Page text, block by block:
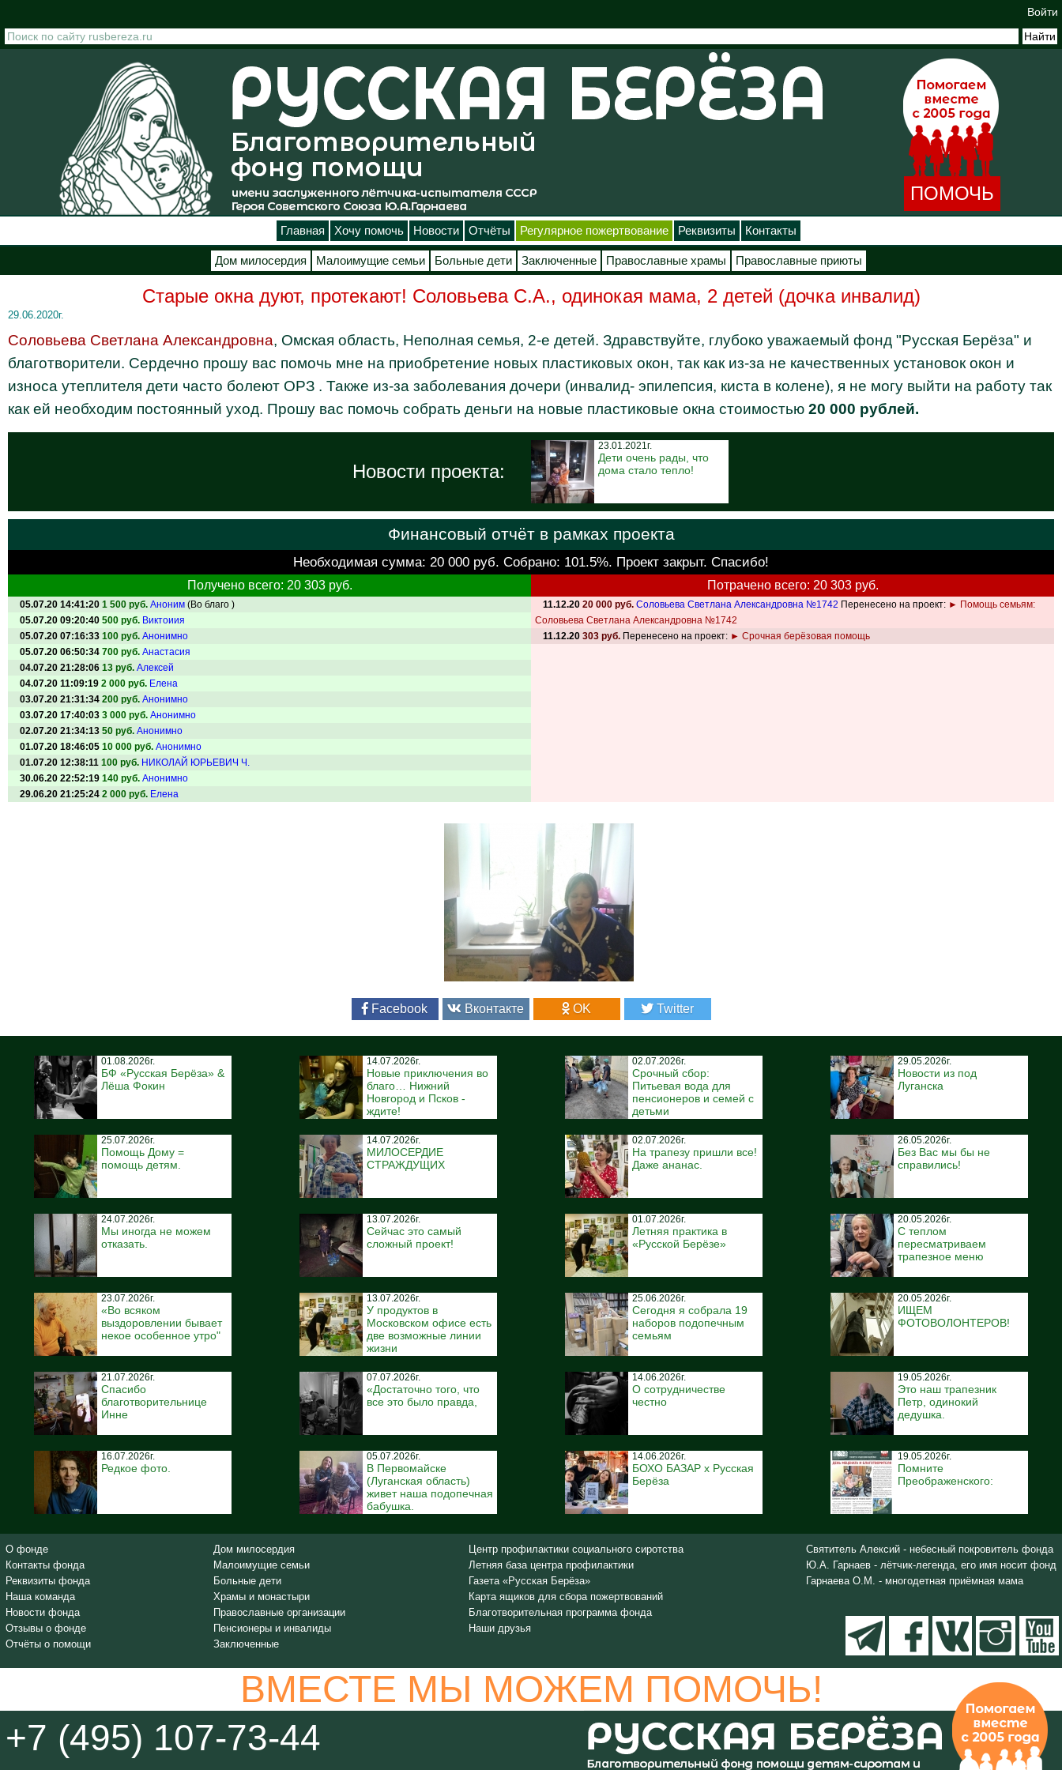
Войти
ПОМОЧЬ
Главная Хочу помочь Новости Отчёты Регулярное пожертвование Реквизиты Контакты
Дом милосердия Малоимущие семьи Больные дети Заключенные Православные храмы Православные приюты
Старые окна дуют, протекают! Соловьева С.А., одинокая мама, 2 детей (дочка инвалид)
29.06.2020г.
Соловьева Светлана Александровна, Омская область, Неполная семья, 2-е детей. Здравствуйте, глубоко уважаемый фонд "Русская Берёза" и
благотворители. Сердечно прошу вас помочь мне на приобретение новых пластиковых окон, так как из-за не качественных установок окон и
износа утеплителя дети часто болеют ОРЗ . Также из-за заболевания дочери (инвалид- эпилепсия, киста в колене), я не могу выйти на работу так
как ей необходим постоянный уход. Прошу вас помочь собрать деньги на новые пластиковые окна стоимостью 20 000 рублей.
Новости проекта:
23.01.2021г.
Дети очень рады, что
дома стало тепло!
Финансовый отчёт в рамках проекта
Необходимая сумма: 20 000 руб. Собрано: 101.5%. Проект закрыт. Спасибо!
Получено всего: 20 303 руб. Потрачено всего: 20 303 руб.
05.07.20 14:41:20 1 500 руб. Аноним (Во благо )
05.07.20 09:20:40 500 руб. Виктоиия
05.07.20 07:16:33 100 руб. Анонимно
05.07.20 06:50:34 700 руб. Анастасия
04.07.20 21:28:06 13 руб. Алексей
04.07.20 11:09:19 2 000 руб. Елена
03.07.20 21:31:34 200 руб. Анонимно
03.07.20 17:40:03 3 000 руб. Анонимно
02.07.20 21:34:13 50 руб. Анонимно
01.07.20 18:46:05 10 000 руб. Анонимно
01.07.20 12:38:11 100 руб. НИКОЛАЙ ЮРЬЕВИЧ Ч.
30.06.20 22:52:19 140 руб. Анонимно
29.06.20 21:25:24 2 000 руб. Елена
11.12.20 20 000 руб. Соловьева Светлана Александровна №1742 Перенесено на проект: ► Помощь семьям:
Соловьева Светлана Александровна №1742
11.12.20 303 руб. Перенесено на проект: ► Срочная берёзовая помощь
Facebook Вконтакте OK Twitter
01.08.2026г.
БФ «Русская Берёза» &
Лёша Фокин
25.07.2026г.
Помощь Дому =
помощь детям.
24.07.2026г.
Мы иногда не можем
отказать.
23.07.2026г.
«Во всяком
выздоровлении бывает
некое особенное утро"
21.07.2026г.
Спасибо
благотворительнице
Инне
16.07.2026г.
Редкое фото.
14.07.2026г.
Новые приключения во
благо… Нижний
Новгород и Псков -
ждите!
14.07.2026г.
МИЛОСЕРДИЕ
СТРАЖДУЩИХ
13.07.2026г.
Сейчас это самый
сложный проект!
13.07.2026г.
У продуктов в
Московском офисе есть
две возможные линии
жизни
07.07.2026г.
«Достаточно того, что
все это было правда,
05.07.2026г.
В Первомайске
(Луганская область)
живет наша подопечная
бабушка.
02.07.2026г.
Срочный сбор:
Питьевая вода для
пенсионеров и семей с
детьми
02.07.2026г.
На трапезу пришли все!
Даже ананас.
01.07.2026г.
Летняя практика в
«Русской Берёзе»
25.06.2026г.
Сегодня я собрала 19
наборов подопечным
семьям
14.06.2026г.
О сотрудничестве
честно
14.06.2026г.
БОХО БАЗАР x Русская
Берёза
29.05.2026г.
Новости из под
Луганска
26.05.2026г.
Без Вас мы бы не
справились!
20.05.2026г.
С теплом
пересматриваем
трапезное меню
20.05.2026г.
ИЩЕМ
ФОТОВОЛОНТЕРОВ!
19.05.2026г.
Это наш трапезник
Петр, одинокий
дедушка.
19.05.2026г.
Помните
Преображенского:
О фонде
Контакты фонда
Реквизиты фонда
Наша команда
Новости фонда
Отзывы о фонде
Отчёты о помощи
Дом милосердия
Малоимущие семьи
Больные дети
Храмы и монастыри
Православные организации
Пенсионеры и инвалиды
Заключенные
Центр профилактики социального сиротства
Летняя база центра профилактики
Газета «Русская Берёза»
Карта ящиков для сбора пожертвований
Благотворительная программа фонда
Наши друзья
Святитель Алексий - небесный покровитель фонда
Ю.А. Гарнаев - лётчик-легенда, его имя носит фонд
Гарнаева О.М. - многодетная приёмная мама
+7 (495) 107-73-44
ВМЕСТЕ МЫ МОЖЕМ ПОМОЧЬ!